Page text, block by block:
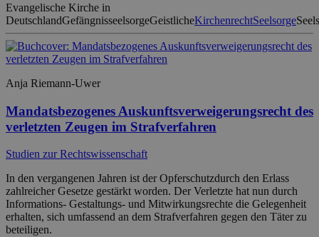
Evangelische Kirche in
DeutschlandGefängnisseelsorgeGeistlicheKirchenrechtSeelsorge
Anja Riemann-Uwer
Mandatsbezogenes Auskunftsverweigerungsrecht des
verletzten Zeugen im Strafverfahren
Studien zur Rechtswissenschaft
In den vergangenen Jahren ist der Opferschutzdurch den Erlass
zahlreicher Gesetze gestärkt worden. Der Verletzte hat nun durch
Informations- Gestaltungs- und Mitwirkungsrechte die Gelegenheit
erhalten, sich umfassend an dem Strafverfahren gegen den Täter zu
beteiligen.